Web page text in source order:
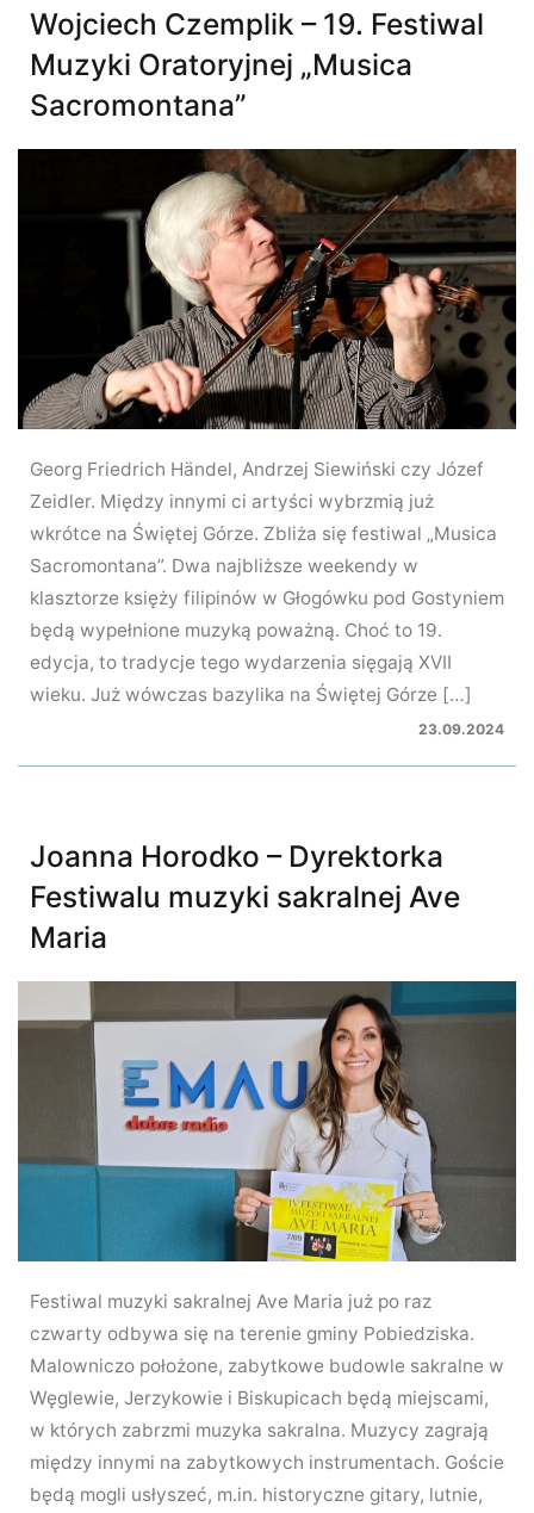
Wojciech Czemplik – 19. Festiwal
Muzyki Oratoryjnej „Musica
Sacromontana”
Georg Friedrich Händel, Andrzej Siewiński czy Józef
Zeidler. Między innymi ci artyści wybrzmią już
wkrótce na Świętej Górze. Zbliża się festiwal „Musica
Sacromontana”. Dwa najbliższe weekendy w
klasztorze księży filipinów w Głogówku pod Gostyniem
będą wypełnione muzyką poważną. Choć to 19.
edycja, to tradycje tego wydarzenia sięgają XVII
wieku. Już wówczas bazylika na Świętej Górze […]
23.09.2024
Joanna Horodko – Dyrektorka
Festiwalu muzyki sakralnej Ave
Maria
Festiwal muzyki sakralnej Ave Maria już po raz
czwarty odbywa się na terenie gminy Pobiedziska.
Malowniczo położone, zabytkowe budowle sakralne w
Węglewie, Jerzykowie i Biskupicach będą miejscami,
w których zabrzmi muzyka sakralna. Muzycy zagrają
między innymi na zabytkowych instrumentach. Goście
będą mogli usłyszeć, m.in. historyczne gitary, lutnie,